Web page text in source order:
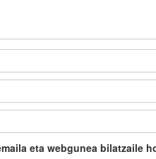
eta webgunea bilatzaile